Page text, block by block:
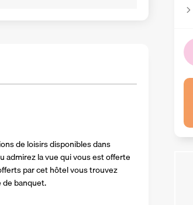
de loisirs disponibles dans
admirez la vue qui vous est offerte
par cet hôtel vous trouvez
de banquet.